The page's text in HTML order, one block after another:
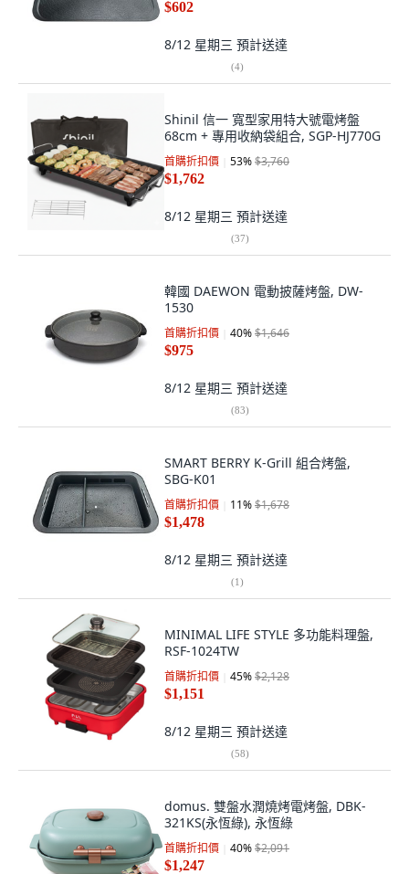
$602
8/12 星期三 預計送達
(4)
Shinil 信一 寬型家用特大號電烤盤
68cm + 專用收納袋組合, SGP-HJ770G
首購折扣價 53%$3,760
$1,762
8/12 星期三 預計送達
(37)
韓國 DAEWON 電動披薩烤盤, DW-
1530
首購折扣價 40%$1,646
$975
8/12 星期三 預計送達
(83)
SMART BERRY K-Grill 組合烤盤,
SBG-K01
首購折扣價 11%$1,678
$1,478
8/12 星期三 預計送達
(1)
MINIMAL LIFE STYLE 多功能料理盤,
RSF-1024TW
首購折扣價 45%$2,128
$1,151
8/12 星期三 預計送達
(58)
domus. 雙盤水潤燒烤電烤盤, DBK-
321KS(永恆綠), 永恆綠
首購折扣價 40%$2,091
$1,247